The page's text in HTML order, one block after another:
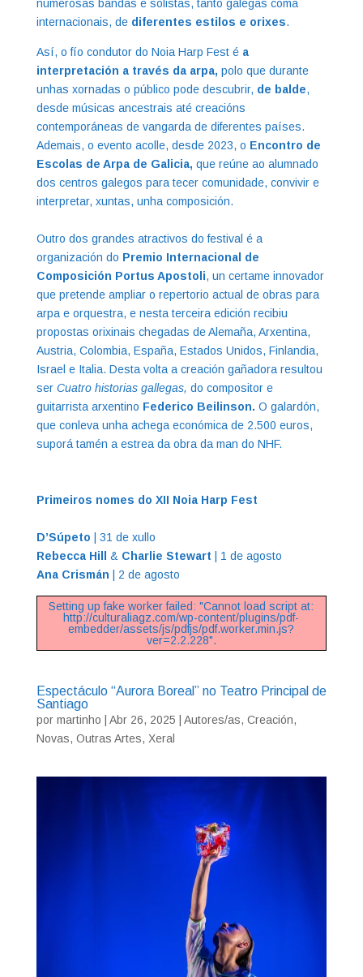
numerosas bandas e solistas, tanto galegas coma
internacionais, dediferentes estilos e orixes.
Así, o fío condutor do Noia Harp Fest é a
interpretación a través da arpa, polo que durante
unhas xornadas o público pode descubrir, de balde,
desde músicas ancestrais até creacións
contemporáneas de vangarda de diferentes países.
Ademais, o evento acolle, desde 2023, o Encontro de
Escolas de Arpa de Galicia, que reúne ao alumnado
dos centros galegos para tecer comunidade, convivir e
interpretar, xuntas, unha composición.
Outro dos grandes atractivos do festival é a
organización do Premio Internacional de
Composición Portus Apostoli, un certame innovador
que pretende ampliar o repertorio actual de obras para
arpa e orquestra, e nesta terceira edición recibiu
propostas orixinais chegadas de Alemaña, Arxentina,
Austria, Colombia, España, Estados Unidos, Finlandia,
Israel e Italia. Desta volta a creación gañadora resultou
ser Cuatro historias gallegas, do compositor e
guitarrista arxentino Federico Beilinson. O galardón,
que conleva unha achega económica de 2.500 euros,
suporá tamén a estrea da obra da man do NHF.
Primeiros nomes do XII Noia Harp Fest
D’Súpeto | 31 de xullo
Rebecca Hill
& Charlie Stewart
| 1 de agosto
Ana Crismán | 2 de agosto
Setting up fake worker failed: "Cannot load script at:
http://culturaliagz.com/wp-content/plugins/pdf-
embedder/assets/js/pdfjs/pdf.worker.min.js?
ver=2.2.228".
Espectáculo “Aurora Boreal” no Teatro Principal de
Santiago
por martinho Abr 26, 2025 Autores/as, Creación,
Novas, Outras Artes, Xeral